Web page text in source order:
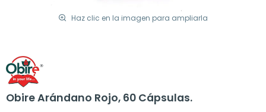
Haz clic en la imagen para ampliarla
Obire Arándano Rojo, 60 Cápsulas.